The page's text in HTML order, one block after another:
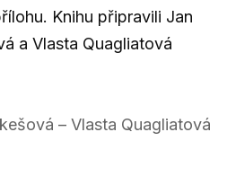
Knihu připravili Jan
a Vlasta Quagliatová
– Vlasta Quagliatová